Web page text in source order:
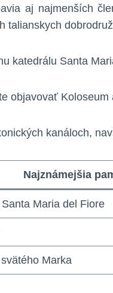
aj najmenších
talianskych
katedrálu Santa
objavovať
kanáloch,
Najznámejšia
Maria del Fiore
Marka